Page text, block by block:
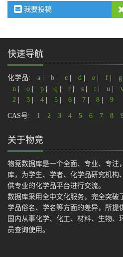
我要投稿
快速导航
化学品: a b c d e f g
n
o p q r s t u
2
3 4 5 6 7 8 9
CAS号: 1 2 3 4 5 6 7 8
关于物竞
物竞数据库是一个全面、专业、专注
库，为学生、学者、化学品研究机构
供专业的化学品平台进行交流。
数据库采用全中文化服务，完全突破
学品俗名、学名等方面的差异，所提
国内从事化学、化工、材料、生物、
员查询使用。